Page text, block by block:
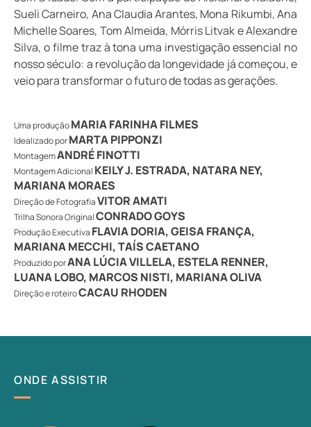
Sueli Carneiro, Ana Claudia Arantes, Mona Rikumbi, Ana
Michelle Soares, Tom Almeida, Mórris Litvak e Alexandre
Silva, o filme traz à tona uma investigação essencial no
nosso século: a revolução da longevidade já começou, e
veio para transformar o futuro de todas as gerações.
Uma produçãoMARIA FARINHA FILMES
Idealizado porMARTA PIPPONZI
MontagemANDRÉ FINOTTI
Montagem Adicional KEILY J. ESTRADA, NATARA NEY,
MARIANA MORAES
Direção de FotografiaVITOR AMATI
Trilha Sonora OriginalCONRADO GOYS
Produção Executiva FLAVIA DORIA, GEISA FRANÇA,
MARIANA MECCHI, TAÍS CAETANO
Produzido porANA LÚCIA VILLELA, ESTELA RENNER,
LUANA LOBO, MARCOS NISTI, MARIANA OLIVA
Direção e roteiroCACAU RHODEN
ONDE ASSISTIR